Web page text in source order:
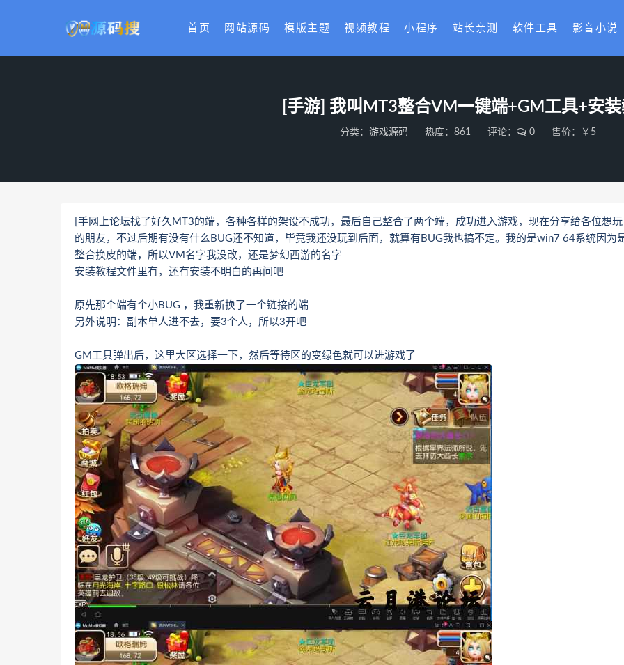
首页 网站源码 模版主题 视频教程 小程序 站长亲测 软件工具 影音小说
[手游] 我叫MT3整合VM一键端+GM工具+安
分类： 游戏源码 热度：861 评论： 0 售价：￥5
[手网上论坛找了好久MT3的端，各种各样的架设不成功，最后自己整合了两个端，成功进入游戏，现在分享给各位想玩
的朋友，不过后期有没有什么BUG还不知道，毕竟我还没玩到后面，就算有BUG我也搞不定。我的是win7 64系统因为
整合换皮的端，所以VM名字我没改，还是梦幻西游的名字
安装教程文件里有，还有安装不明白的再问吧
原先那个端有个小BUG ，我重新换了一个链接的端
另外说明：副本单人进不去，要3个人，所以3开吧
GM工具弹出后，这里大区选择一下，然后等待区的变绿色就可以进游戏了